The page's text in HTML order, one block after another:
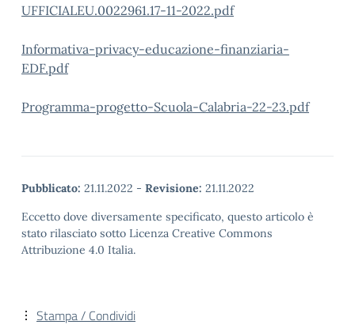
UFFICIALEU.0022961.17-11-2022.pdf
Informativa-privacy-educazione-finanziaria-
EDF.pdf
Programma-progetto-Scuola-Calabria-22-23.pdf
Pubblicato: 21.11.2022 - Revisione: 21.11.2022
Eccetto dove diversamente specificato, questo articolo è
stato rilasciato sotto Licenza Creative Commons
Attribuzione 4.0 Italia.
Stampa / Condividi